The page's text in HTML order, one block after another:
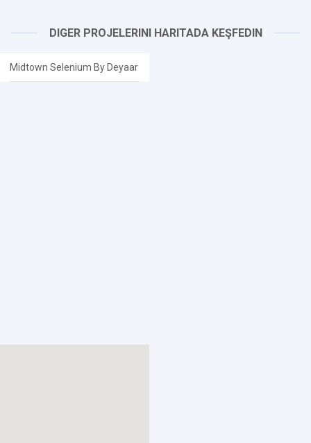
DIGER PROJELERINI HARITADA KEŞFEDIN
Midtown Selenium By Deyaar